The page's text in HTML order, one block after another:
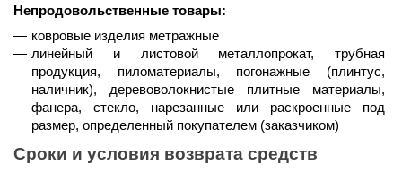
Непродовольственные товары:
ковровые изделия метражные
линейный и листовой металлопрокат, трубная
продукция, пиломатериалы, погонажные (плинтус,
наличник), деревоволокнистые плитные материалы,
фанера, стекло, нарезанные или раскроенные под
размер, определенный покупателем (заказчиком)
Сроки и условия возврата средств